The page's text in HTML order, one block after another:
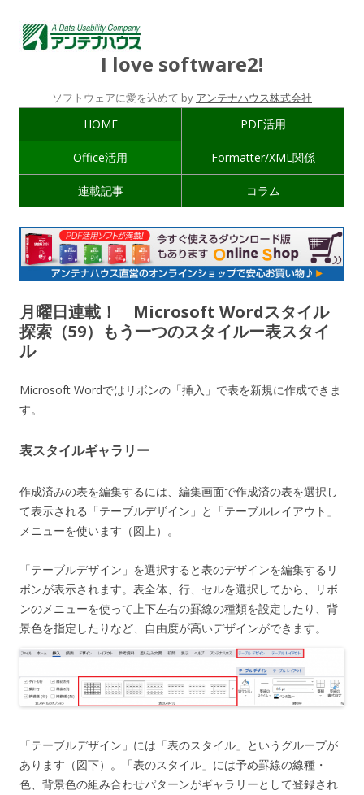
I love software2!
ソフトウェアに愛を込めて by アンテナハウス株式会社
HOME PDF活用
Office活用 Formatter/XML関係
連載記事 コラム
月曜日連載！ Microsoft Wordスタイル
探索（59）もう一つのスタイルー表スタイ
ル
Microsoft Wordではリボンの「挿入」で表を新規に作成できま
す。
表スタイルギャラリー
作成済みの表を編集するには、編集画面で作成済の表を選択し
て表示される「テーブルデザイン」と「テーブルレイアウト」
メニューを使います（図上）。
「テーブルデザイン」を選択すると表のデザインを編集するリ
ボンが表示されます。表全体、行、セルを選択してから、リボ
ンのメニューを使って上下左右の罫線の種類を設定したり、背
景色を指定したりなど、自由度が高いデザインができます。
「テーブルデザイン」には「表のスタイル」というグループが
あります（図下）。「表のスタイル」には予め罫線の線種・
色、背景色の組み合わせパターンがギャラリーとして登録され